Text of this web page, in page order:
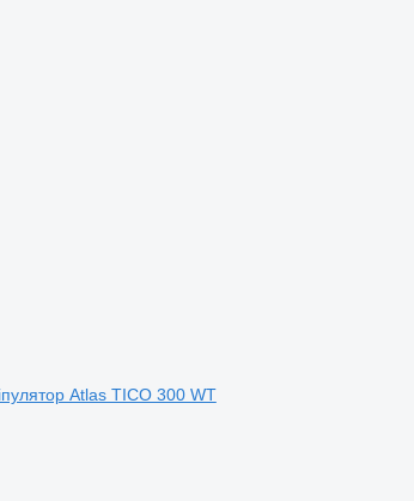
Atlas TICO 300 WT